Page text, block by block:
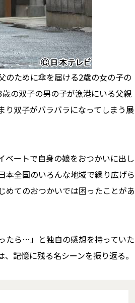
のために傘を届ける2歳の女の子の
の双子の男の子が漁港にいる父親
り双子がバラバラになってしまう展
ートで自身の娘をおつかいに出し
本全国のいろんな地域で繰り広げら
めてのおつかいでは困ったことがあ
たら…」と独自の感想を持っていた
記憶に残る名シーンを振り返る。